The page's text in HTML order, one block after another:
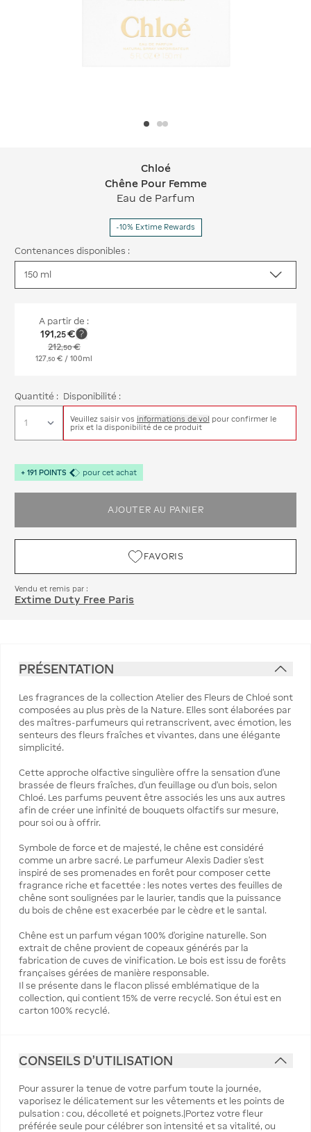
Chloé Chêne Pour Femme
Chloé
Chêne Pour Femme
Eau de Parfum
-10% Extime Rewards
Contenances disponibles :
A partir de :
191,25€
212,50€
127 50 € / 100ml
Quantité : Disponibilité :
Veuillez saisir vos informations de vol pour confirmer le
prix et la disponibilité de ce produit
+ 191 POINTS pour cet achat
AJOUTER AU PANIER
FAVORIS
Vendu et remis par :
Extime Duty Free Paris
PRÉSENTATION
Les fragrances de la collection Atelier des Fleurs de Chloé sont
composées au plus près de la Nature. Elles sont élaborées par
des maîtres-parfumeurs qui retranscrivent, avec émotion, les
senteurs des fleurs fraîches et vivantes, dans une élégante
simplicité.
Cette approche olfactive singulière offre la sensation d’une
brassée de fleurs fraîches, d’un feuillage ou d’un bois, selon
Chloé. Les parfums peuvent être associés les uns aux autres
afin de créer une infinité de bouquets olfactifs sur mesure,
pour soi ou à offrir.
Symbole de force et de majesté, le chêne est considéré
comme un arbre sacré. Le parfumeur Alexis Dadier s’est
inspiré de ses promenades en forêt pour composer cette
fragrance riche et facettée : les notes vertes des feuilles de
chêne sont soulignées par le laurier, tandis que la puissance
du bois de chêne est exacerbée par le cèdre et le santal.
Chêne est un parfum végan 100% d’origine naturelle. Son
extrait de chêne provient de copeaux générés par la
fabrication de cuves de vinification. Le bois est issu de forêts
françaises gérées de manière responsable.
Il se présente dans le flacon plissé emblématique de la
collection, qui contient 15% de verre recyclé. Son étui est en
carton 100% recyclé.
CONSEILS D'UTILISATION
Pour assurer la tenue de votre parfum toute la journée,
vaporisez le délicatement sur les vêtements et les points de
pulsation : cou, décolleté et poignets.|Portez votre fleur
préférée seule pour célébrer son intensité et sa vitalité, ou